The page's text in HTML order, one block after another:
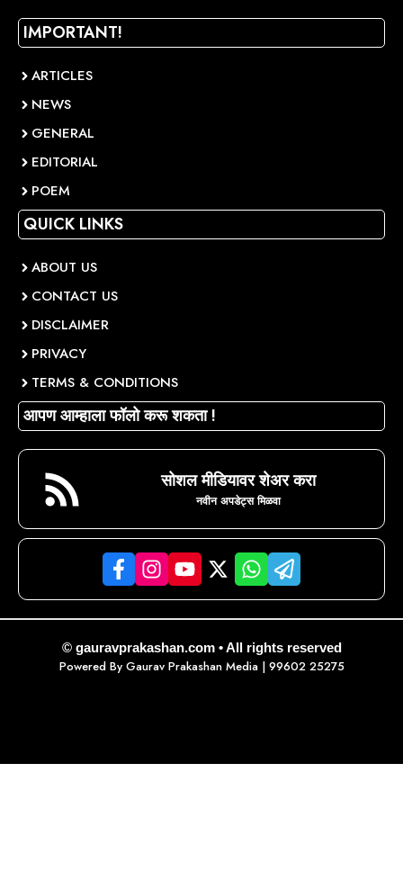
IMPORTANT!
ARTICLES
NEWS
GENERAL
EDITORIAL
POEM
QUICK LINKS
ABOUT US
CONTACT US
DISCLAIMER
PRIVACY
TERMS & CONDITIONS
आपण आम्हाला फॉलो करू शकता !
सोशल मीडियावर शेअर करा
नवीन अपडेट्स मिळवा
© gauravprakashan.com • All rights reserved
Powered By Gaurav Prakashan Media| 99602 25275